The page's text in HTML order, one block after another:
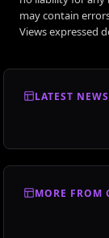
may contain
Views expressed
LATEST NEWS
MORE FROM